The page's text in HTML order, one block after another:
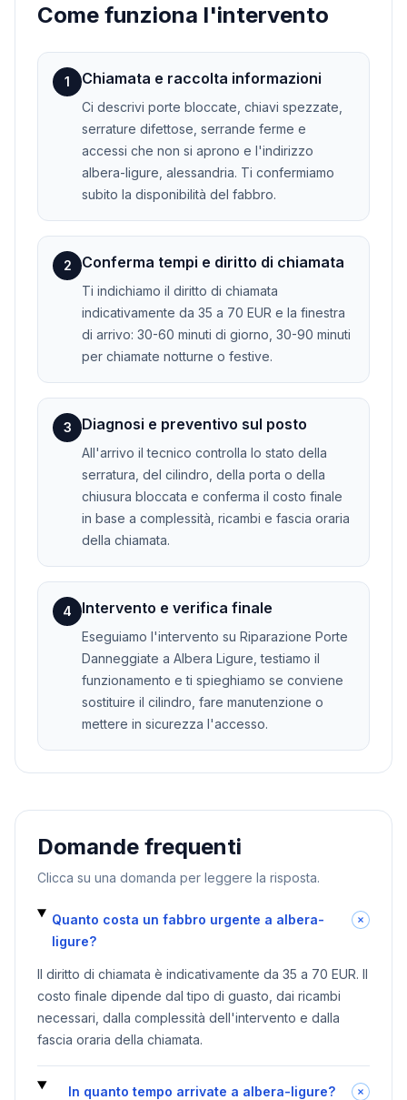
Come funziona l'intervento
1 Chiamata e raccolta informazioni
Ci descrivi porte bloccate, chiavi spezzate,
serrature difettose, serrande ferme e
accessi che non si aprono e l'indirizzo
albera-ligure, alessandria. Ti confermiamo
subito la disponibilità del fabbro.
2 Conferma tempi e diritto di chiamata
Ti indichiamo il diritto di chiamata
indicativamente da 35 a 70 EUR e la finestra
di arrivo: 30-60 minuti di giorno, 30-90 minuti
per chiamate notturne o festive.
3 Diagnosi e preventivo sul posto
All'arrivo il tecnico controlla lo stato della
serratura, del cilindro, della porta o della
chiusura bloccata e conferma il costo finale
in base a complessità, ricambi e fascia oraria
della chiamata.
4 Intervento e verifica finale
Eseguiamo l'intervento su Riparazione Porte
Danneggiate a Albera Ligure, testiamo il
funzionamento e ti spieghiamo se conviene
sostituire il cilindro, fare manutenzione o
mettere in sicurezza l'accesso.
Domande frequenti
Clicca su una domanda per leggere la risposta.
Quanto costa un fabbro urgente a albera-
ligure?
Il diritto di chiamata è indicativamente da 35 a 70 EUR. Il
costo finale dipende dal tipo di guasto, dai ricambi
necessari, dalla complessità dell'intervento e dalla
fascia oraria della chiamata.
In quanto tempo arrivate a albera-ligure?